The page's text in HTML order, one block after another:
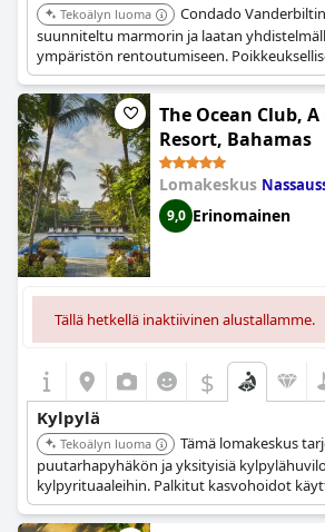
Tekoälyn luoma
Condado
suunniteltu marmorin ja laatan
ympäristön rentoutumiseen.
laajasta hoitovalikoimastaan tunnettu
huippuluokan kylpyläkokemuksen. Sen
yleistä rauhaa.
The Ocean Club,
Resort, Bahamas
Lomakeskus
9,0 Erinomainen
Tällä hetkellä inaktiivinen alustallamme.
$
Kylpylä
Tekoälyn luoma
Tämä lomakeskus
puutarhapyhäkön ja yksityisiä
kylpyrituaaleihin. Palkitut kasvohoidot
teknologiaa ihon luonnollisen energian
Terapeutit tarjoavat asiantuntevan